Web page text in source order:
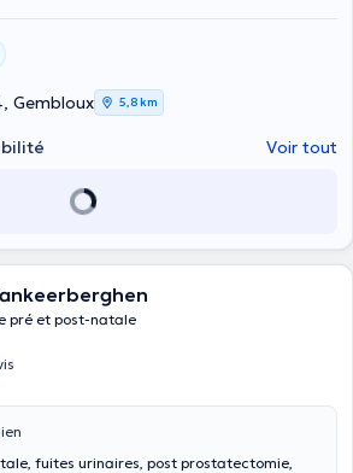
Gembloux 5,8 km
Voir tout
pré et post-natale
fuites urinaires, post prostatectomie,